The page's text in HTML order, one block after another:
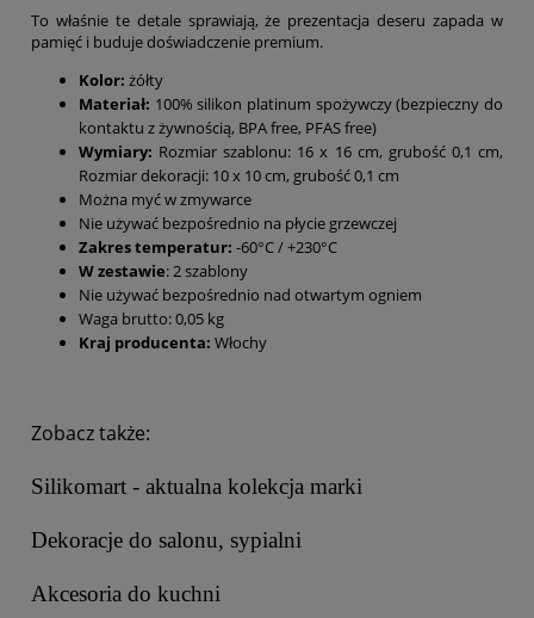
To właśnie te detale sprawiają, że prezentacja deseru zapada w
pamięć i buduje doświadczenie premium.
Kolor: żółty
Materiał: 100% silikon platinum spożywczy (bezpieczny do
kontaktu z żywnością, BPA free, PFAS free)
Wymiary: Rozmiar szablonu: 16 x 16 cm, grubość 0,1 cm,
Rozmiar dekoracji: 10 x 10 cm, grubość 0,1 cm
Można myć w zmywarce
Nie używać bezpośrednio na płycie grzewczej
Zakres temperatur: -60°C / +230°C
W zestawie: 2 szablony
Nie używać bezpośrednio nad otwartym ogniem
Waga brutto: 0,05 kg
Kraj producenta: Włochy
Zobacz także:
Silikomart - aktualna kolekcja marki
Dekoracje do salonu, sypialni
Akcesoria do kuchni